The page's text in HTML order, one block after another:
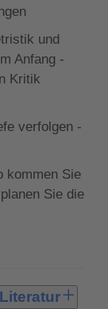
und
Anfang -
Kritik
verfolgen -
kommen Sie
Sie die